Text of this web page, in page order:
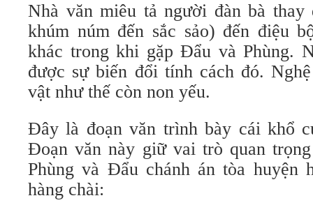
Nhà văn miêu tả người đàn bà
khúm núm đến sắc sảo) đến điệu
khác trong khi gặp Đẩu và Phùng.
được sự biến đổi tính cách đó.
vật như thế còn non yếu.
Đây là đoạn văn trình bày cái khổ
Đoạn văn này giữ vai trò quan
Phùng và Đẩu chánh án tòa huyện
hàng chài: